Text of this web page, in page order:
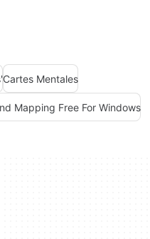
Cartes Mentales
Mapping Free For Windows